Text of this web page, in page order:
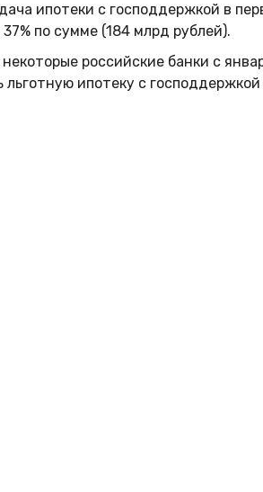
ипотеки с господдержкой в
по сумме (184 млрд рублей).
российские банки с
льготную ипотеку с